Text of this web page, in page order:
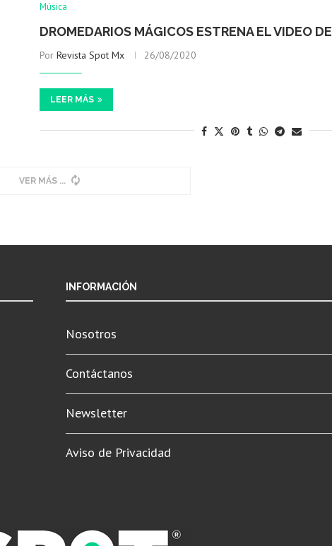
Música
DROMEDARIOS MÁGICOS ESTRENA EL VIDEO
PorRevista Spot Mx 26/08/2020
LEER MÁS
VER MÁS
INFORMACIÓN
Nosotros
Contáctanos
Newsletter
Aviso de Privacidad